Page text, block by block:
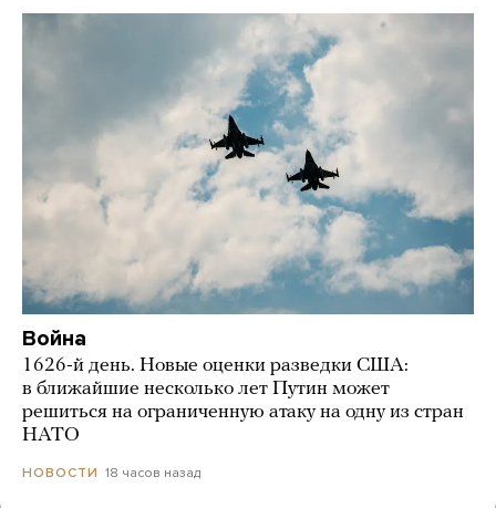
Война
1626-й день. Новые оценки разведки США:
в ближайшие несколько лет Путин может
решиться на ограниченную атаку на одну из стран
НАТО
НОВОСТИ 18 часов назад